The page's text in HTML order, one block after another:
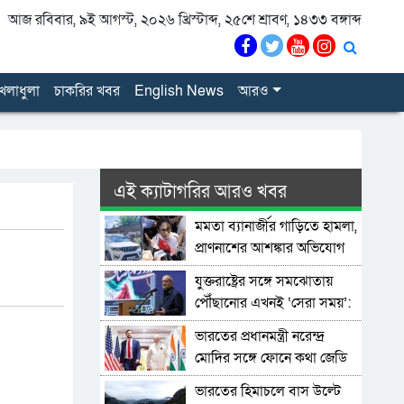
আজ রবিবার, ৯ই আগস্ট, ২০২৬ খ্রিস্টাব্দ, ২৫শে শ্রাবণ, ১৪৩৩ বঙ্গাব্দ
চাকরির খবর English News আরও
এই ক্যাটাগরির আরও খবর
মমতা ব্যানার্জীর গাড়িতে হামলা,
প্রাণনাশের আশঙ্কার অভিযোগ
যুক্তরাষ্ট্রের সঙ্গে সমঝোতায়
পৌঁছানোর এখনই ‘সেরা সময়’:
পেজেশকিয়ান
ভারতের প্রধানমন্ত্রী নরেন্দ্র
মোদির সঙ্গে ফোনে কথা জেডি
ভ্যান্সের, গভীর হচ্ছে ভারত-
ভারতের হিমাচলে বাস উল্টে